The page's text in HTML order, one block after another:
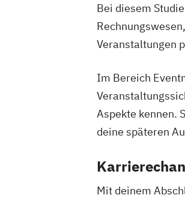
Bei diesem
Veranstaltungen
Im Bereich
Aspekte kennen.
deine späteren
Mit deinem